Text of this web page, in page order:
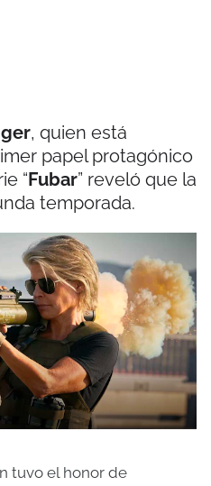
, quien está
papel protagónico
“Fubar” reveló que la
temporada.
tuvo el honor de